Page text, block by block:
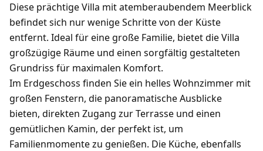
Diese prächtige Villa mit atemberaubendem Meerblick
befindet sich nur wenige Schritte von der Küste
entfernt. Ideal für eine große Familie, bietet die Villa
großzügige Räume und einen sorgfältig gestalteten
Grundriss für maximalen Komfort.
Im Erdgeschoss finden Sie ein helles Wohnzimmer mit
großen Fenstern, die panoramatische Ausblicke
bieten, direkten Zugang zur Terrasse und einen
gemütlichen Kamin, der perfekt ist, um
Familienmomente zu genießen. Die Küche, ebenfalls